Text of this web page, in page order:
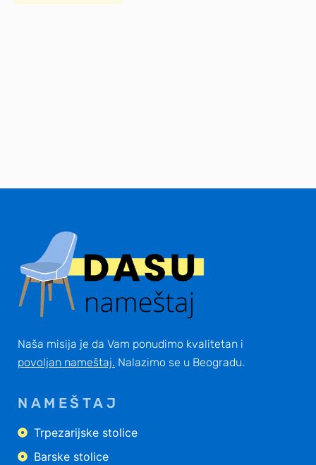
Naša misija je da Vam ponudimo kvalitetan i
povoljan nameštaj. Nalazimo se u Beogradu.
NAMEŠTAJ
Trpezarijske stolice
Barske stolice